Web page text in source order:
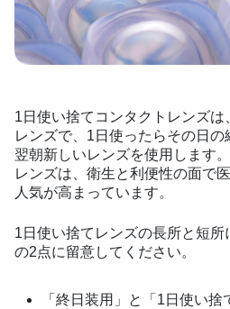
1日使い捨てコンタクトレンズ
レンズで、1日使ったらその日の
翌朝新しいレンズを使用します
レンズは、衛生と利便性の面で
人気が高まっています。
1日使い捨てレンズの長所と短
の2点に留意してください。
「終日装用」と「1日使い